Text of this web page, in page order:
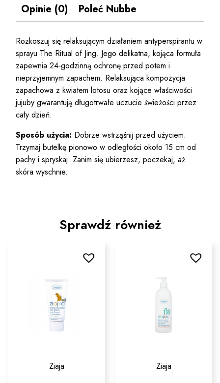
Opinie (0)
Poleć Nubbe
Rozkoszuj się relaksującym działaniem antyperspirantu w
sprayu The Ritual of Jing. Jego delikatna, kojąca formuła
zapewnia 24-godzinną ochronę przed potem i
nieprzyjemnym zapachem. Relaksująca kompozycja
zapachowa z kwiatem lotosu oraz kojące właściwości
jujuby gwarantują długotrwałe uczucie świeżości przez
cały dzień.
Sposób użycia: Dobrze wstrząśnij przed użyciem.
Trzymaj butelkę pionowo w odległości około 15 cm od
pachy i spryskaj. Zanim się ubierzesz, poczekaj, aż
skóra wyschnie.
Sprawdź również
Ziaja Ziaja